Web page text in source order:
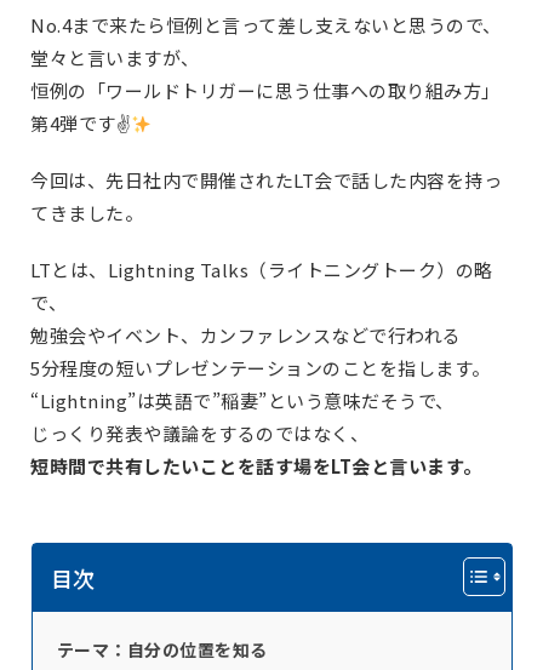
No.4まで来たら恒例と言って差し支えないと思うので、
堂々と言いますが、
恒例の「ワールドトリガーに思う仕事への取り組み方」
第4弾です✌
今回は、先日社内で開催されたLT会で話した内容を持っ
てきました。
LTとは、Lightning Talks（ライトニングトーク）の略
で、
勉強会やイベント、カンファレンスなどで行われる
5分程度の短いプレゼンテーションのことを指します。
“Lightning”は英語で”稲妻”という意味だそうで、
じっくり発表や議論をするのではなく、
短時間で共有したいことを話す場をLT会と言います。
目次
テーマ：自分の位置を知る